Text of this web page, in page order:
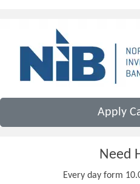
Apply
Need
Every day form